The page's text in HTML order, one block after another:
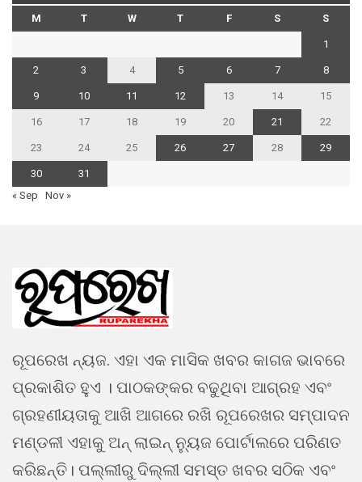
M T W T F S S
1
2 3 4 5 6 7 8
9 10 11 12 13 14 15
16 17 18 19 20 21 22
23 24 25 26 27 28 29
30
31
« Sep
Nov »
ରୂପରେଖ ନ୍ୟଜ. ଏହା ଏକ ମାସିକ ଖବର କାଗଜ ଭାବରେ
ପ୍ରକାଶିତ ହୁଏ । ପାଠକଙ୍କର ବଢୁଥିବା ଆଗ୍ରହ ଏବଂ
ଗ୍ରହଣୀୟତାକୁ ଆଖି ଆଗରେ ରଖି ରୂପରେଖର ସମ୍ପାଦନ
ମଣ୍ଡଳୀ ଏହାକୁ ଅନ୍ ଲାଇନ୍ ନ୍ୟୁଜ ପୋର୍ଟାଲରେ ପରିଣତ
କରିଛନ୍ତି। ପଲ୍ଲୀରୁ ଦିଲ୍ଲୀ ସମସ୍ତ ଖବର ସଠିକ ଏବଂ